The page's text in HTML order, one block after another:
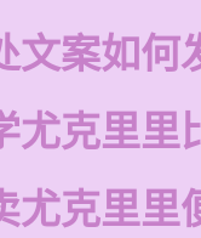
文案如何
尤克里里
尤克里里